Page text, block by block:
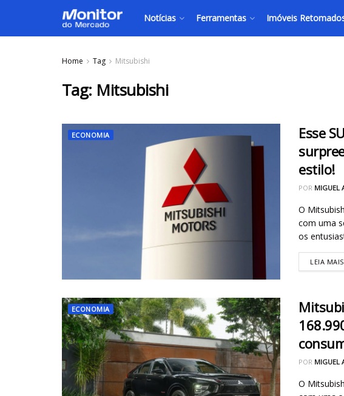
Notícias Ferramentas Imóveis
Home Tag Mitsubishi
Tag: Mitsubishi
ECONOMIA
Esse
estilo!
POR MIGUEL
O
com uma
os
LEIA MAIS
ECONOMIA
POR MIGUEL
O